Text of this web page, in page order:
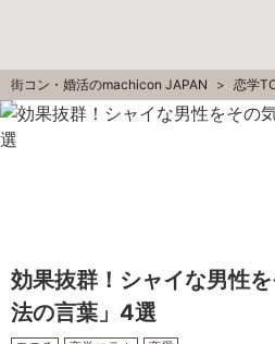
街コン・婚活のmachicon JAPAN 恋学
効果抜群！シャイな男性
法の言葉」4選